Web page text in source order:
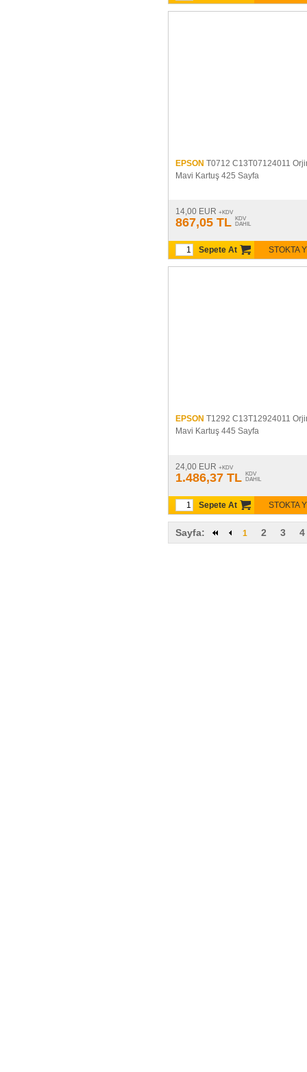
EPSON T0712 C13T07124011
Mavi Kartuş 425 Sayfa
14,00 EUR +KDV
867,05 TL
KDV
DAHIL
STOKTA
Sepete At
EPSON T1292 C13T12924011
Mavi Kartuş 445 Sayfa
24,00 EUR +KDV
1.486,37 TL
KDV
DAHIL
STOKTA
Sepete At
Sayfa: 1 2 3 4